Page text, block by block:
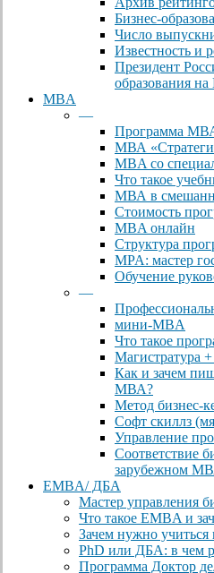
Бизнес-
Число
Известность и
Президент
образования
MBA
—
Программа
МВА
MBA со
Что такое
МВА в
Стоимость
MBA онлайн
Cтруктура
MPA: мастер
Обучение
—
мини-MBA
Что такое
Магистратура
Как и зачем
МВА?
Метод бизнес-
Софт скиллз
Управление
Соответствие
зарубежном
EMBA/ ДБA
Мастер управления
Что такое EMBA и
Зачем нужно
PhD или ДБА: в чем
Программа Доктор